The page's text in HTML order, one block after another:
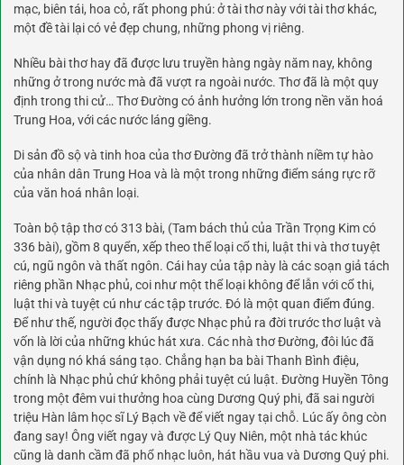
mạc, biên tái, hoa cỏ, rất phong phú: ở tài thơ này với tài thơ khác,
một đề tài lại có vẻ đẹp chung, những phong vị riêng.
Nhiều bài thơ hay đã được lưu truyền hàng ngày năm nay, không
những ở trong nước mà đã vượt ra ngoài nước. Thơ đã là một quy
định trong thi cử… Thơ Đường có ảnh hưởng lớn trong nền văn hoá
Trung Hoa, với các nước láng giềng.
Di sản đồ sộ và tinh hoa của thơ Đường đã trở thành niềm tự hào
của nhân dân Trung Hoa và là một trong những điểm sáng rực rỡ
của văn hoá nhân loại.
Toàn bộ tập thơ có 313 bài, (Tam bách thủ của Trần Trọng Kim có
336 bài), gồm 8 quyển, xếp theo thể loại cổ thi, luật thi và thơ tuyệt
cú, ngũ ngôn và thất ngôn. Cái hay của tập này là các soạn giả tách
riêng phần Nhạc phủ, coi như một thể loại không để lẫn với cổ thi,
luật thi và tuyệt cú như các tập trước. Đó là một quan điểm đúng.
Để như thế, người đọc thấy được Nhạc phủ ra đời trước thơ luật và
vốn là lời của những khúc hát xưa. Các nhà thơ Đường, đôi lúc đã
vận dụng nó khá sáng tạo. Chẳng hạn ba bài Thanh Bình điệu,
chính là Nhạc phủ chứ không phải tuyệt cú luật. Đường Huyền Tông
trong một đêm vui thưởng hoa cùng Dương Quý phi, đã sai người
triệu Hàn lâm học sĩ Lý Bạch về để viết ngay tại chỗ. Lúc ấy ông còn
đang say! Ông viết ngay và được Lý Quy Niên, một nhà tác khúc
cũng là danh cầm đã phổ nhạc luôn, hát hầu vua và Dương Quý phi.